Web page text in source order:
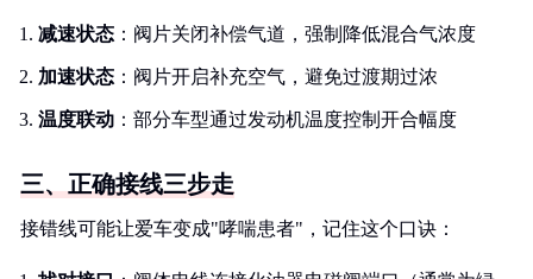
减速状态 ：阀片关闭补偿气道，强制降低混合气浓度
加速状态 ：阀片开启补充空气，避免过渡期过浓
温度联动 ：部分车型通过发动机温度控制开合幅度
三、正确接线三步走
接错线可能让爱车变成"哮喘患者"，记住这个口诀：